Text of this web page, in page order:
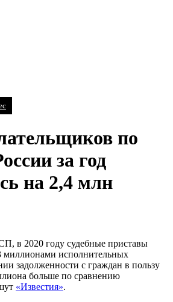
по
за год
на 2,4 млн
в 2020 году судебные приставы
миллионами исполнительных
задолженности с граждан в пользу
больше по сравнению
«Известия».